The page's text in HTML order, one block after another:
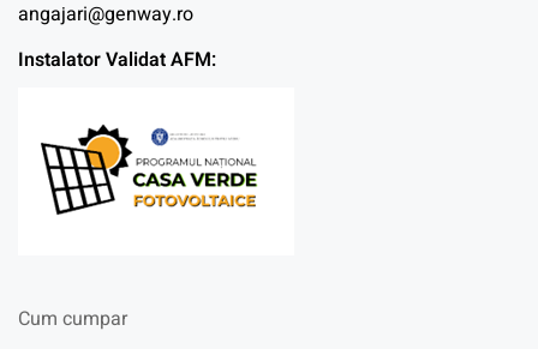
angajari@genway.ro
Instalator Validat AFM:
Cum cumpar